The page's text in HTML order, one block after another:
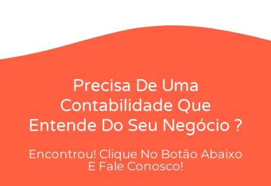
Precisa De Uma
Contabilidade Que
Entende Do Seu Negócio ?
Encontrou! Clique No Botão Abaixo
E Fale Conosco!